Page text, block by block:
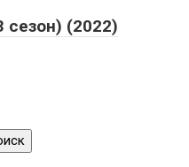
сезон) (2022)